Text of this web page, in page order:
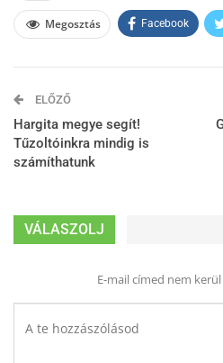
Megosztás Facebook
ELŐZŐ
Hargita megye segít!
Tűzoltóinkra mindig is
számíthatunk
VÁLASZOLJ
E-mail címed nem